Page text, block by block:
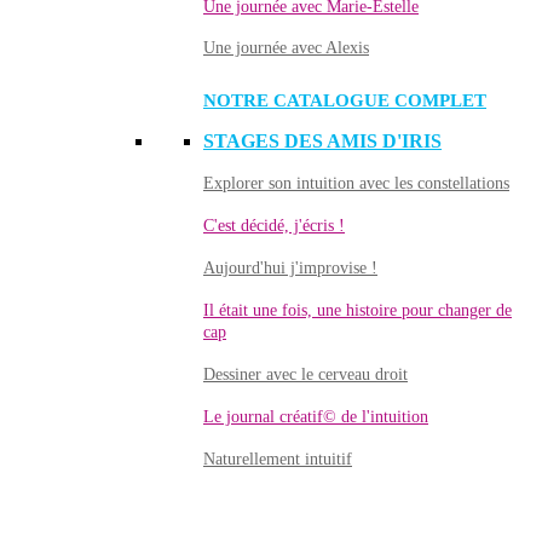
Une journée avec Marie-Estelle
Une journée avec Alexis
NOTRE CATALOGUE COMPLET
STAGES DES AMIS D'IRIS
Explorer son intuition avec les constellations
C'est décidé, j'écris !
Aujourd'hui j'improvise !
Il était une fois, une histoire pour changer de
cap
Dessiner avec le cerveau droit
Le journal créatif© de l'intuition
Naturellement intuitif